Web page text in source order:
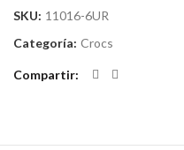
SKU: 11016-6UR
Categoría: Crocs
Compartir